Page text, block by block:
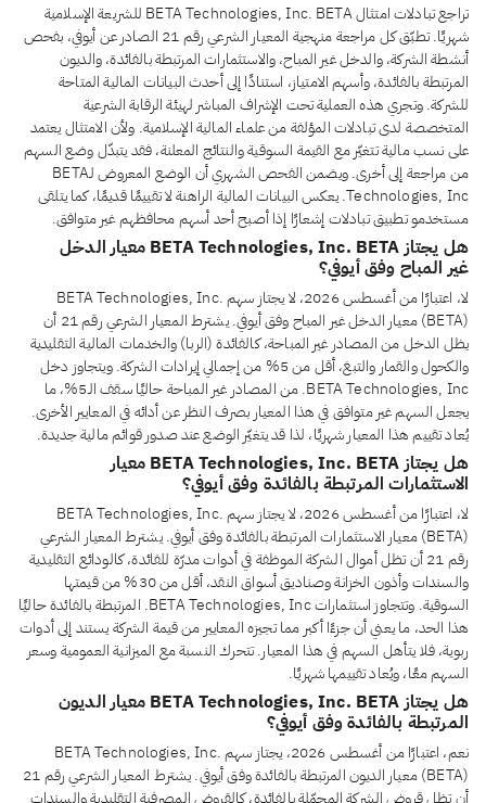
تراجع تبادلات امتثال BETA Technologies, Inc. BETA للشريعة الإسلامية
شهريًا. تطبّق كل مراجعة منهجية المعيار الشرعي رقم 21 الصادر عن أيوفي، بفحص
أنشطة الشركة، والدخل غير المباح، والاستثمارات المرتبطة بالفائدة، والديون
المرتبطة بالفائدة، وأسهم الامتياز، استنادًا إلى أحدث البيانات المالية المتاحة
للشركة. وتجري هذه العملية تحت الإشراف المباشر لهيئة الرقابة الشرعية
المتخصصة لدى تبادلات المؤلفة من علماء المالية الإسلامية. ولأن الامتثال يعتمد
على نسب مالية تتغيّر مع القيمة السوقية والنتائج المعلنة، فقد يتبدّل وضع السهم
من مراجعة إلى أخرى. ويضمن الفحص الشهري أن الوضع المعروض لـBETA
Technologies, Inc. يعكس البيانات المالية الراهنة لا تقييمًا قديمًا، كما يتلقى
مستخدمو تطبيق تبادلات إشعارًا إذا أصبح أحد أسهم محافظهم غير متوافق.
هل يجتاز BETA Technologies, Inc. BETA معيار الدخل
غير المباح وفق أيوفي؟
لا، اعتبارًا من أغسطس 2026، لا يجتاز سهم BETA Technologies, Inc.
(BETA) معيار الدخل غير المباح وفق أيوفي. يشترط المعيار الشرعي رقم 21 أن
يظل الدخل من المصادر غير المباحة، كالفائدة (الربا) والخدمات المالية التقليدية
والكحول والقمار والتبغ، أقل من 5% من إجمالي إيرادات الشركة. ويتجاوز دخل
BETA Technologies, Inc. من المصادر غير المباحة حاليًا سقف الـ5%، ما
يجعل السهم غير متوافق في هذا المعيار بصرف النظر عن أدائه في المعايير الأخرى.
يُعاد تقييم هذا المعيار شهريًا، لذا قد يتغيّر الوضع عند صدور قوائم مالية جديدة.
هل يجتاز BETA Technologies, Inc. BETA معيار
الاستثمارات المرتبطة بالفائدة وفق أيوفي؟
لا، اعتبارًا من أغسطس 2026، لا يجتاز سهم BETA Technologies, Inc.
(BETA) معيار الاستثمارات المرتبطة بالفائدة وفق أيوفي. يشترط المعيار الشرعي
رقم 21 أن تظل أموال الشركة الموظفة في أدوات مدرّة للفائدة، كالودائع التقليدية
والسندات وأذون الخزانة وصناديق أسواق النقد، أقل من 30% من قيمتها
السوقية. وتتجاوز استثمارات BETA Technologies, Inc. المرتبطة بالفائدة حاليًا
هذا الحد، ما يعني أن جزءًا أكبر مما تجيزه المعايير من قيمة الشركة يستند إلى أدوات
ربوية، فلا يتأهل السهم في هذا المعيار. تتحرك النسبة مع الميزانية العمومية وسعر
السهم معًا، ويُعاد تقييمها شهريًا.
هل يجتاز BETA Technologies, Inc. BETA معيار الديون
المرتبطة بالفائدة وفق أيوفي؟
نعم، اعتبارًا من أغسطس 2026، يجتاز سهم BETA Technologies, Inc.
(BETA) معيار الديون المرتبطة بالفائدة وفق أيوفي. يشترط المعيار الشرعي رقم 21
أن تظل قروض الشركة المحمّلة بالفائدة، كالقروض المصرفية التقليدية والسندات